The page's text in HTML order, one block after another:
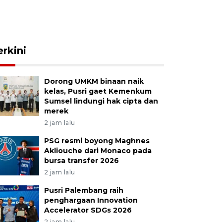
Dorong UMKM binaan naik
kelas, Pusri gaet Kemenkum
Sumsel lindungi hak cipta dan
merek
2 jam lalu
PSG resmi boyong Maghnes
Akliouche dari Monaco pada
bursa transfer 2026
2 jam lalu
Pusri Palembang raih
penghargaan Innovation
Accelerator SDGs 2026